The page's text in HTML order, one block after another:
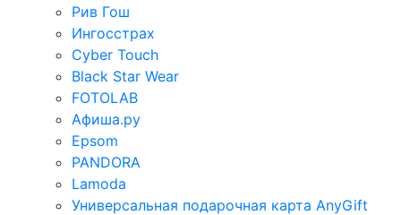
Рив Гош
Ингосстрах
Cyber Touch
Black Star Wear
FOTOLAB
Афиша.ру
Epsom
PANDORA
Lamoda
Универсальная подарочная карта AnyGift